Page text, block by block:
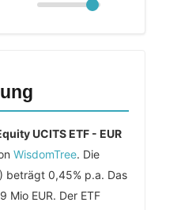
UCITS ETF - EUR
WisdomTree. Die
beträgt 0,45% p.a. Das
Mio EUR. Der ETF